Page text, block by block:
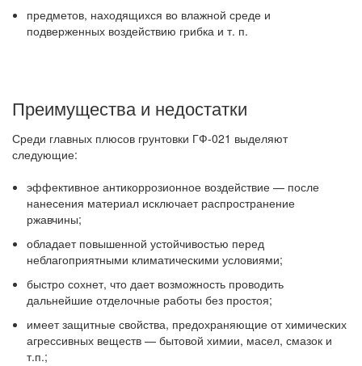
предметов, находящихся во влажной среде и
подверженных воздействию грибка и т. п.
Преимущества и недостатки
Среди главных плюсов грунтовки ГФ-021 выделяют
следующие:
эффективное антикоррозионное воздействие — после
нанесения материал исключает распространение
ржавчины;
обладает повышенной устойчивостью перед
неблагоприятными климатическими условиями;
быстро сохнет, что дает возможность проводить
дальнейшие отделочные работы без простоя;
имеет защитные свойства, предохраняющие от химических
агрессивных веществ — бытовой химии, масел, смазок и
т.п.;